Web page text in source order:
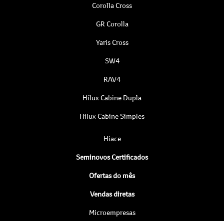
Corolla Cross
GR Corolla
Yaris Cross
SW4
RAV4
Hilux Cabine Dupla
Hilux Cabine Simples
Hiace
Seminovos Certificados
Ofertas do mês
Vendas diretas
Microempresas